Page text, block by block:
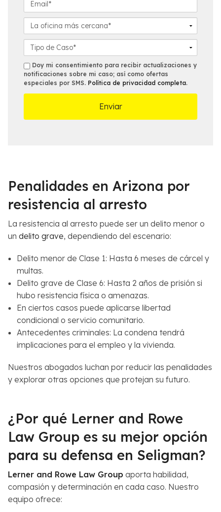
d
*
f
n
*
m
a
l
a
o
i
c
i
n
a
a
e
t
a
l
l
s
o
s
m
s
Doy mi consentimiento para recibir actualizaciones y
notificaciones sobre mi caso; así como ofertas
especiales por SMS. Política de privacidad completa.
Penalidades en Arizona por
resistencia al arresto
La resistencia al arresto puede ser un delito menor o
un delito grave, dependiendo del escenario:
Delito menor de Clase 1: Hasta 6 meses de cárcel y
multas.
Delito grave de Clase 6: Hasta 2 años de prisión si
hubo resistencia física o amenazas.
En ciertos casos puede aplicarse libertad
condicional o servicio comunitario.
Antecedentes criminales: La condena tendrá
implicaciones para el empleo y la vivienda.
Nuestros abogados luchan por reducir las penalidades
y explorar otras opciones que protejan su futuro.
¿Por qué Lerner and Rowe
Law Group es su mejor opción
para su defensa en Seligman?
Lerner and Rowe Law Group aporta habilidad,
compasión y determinación en cada caso. Nuestro
equipo ofrece: